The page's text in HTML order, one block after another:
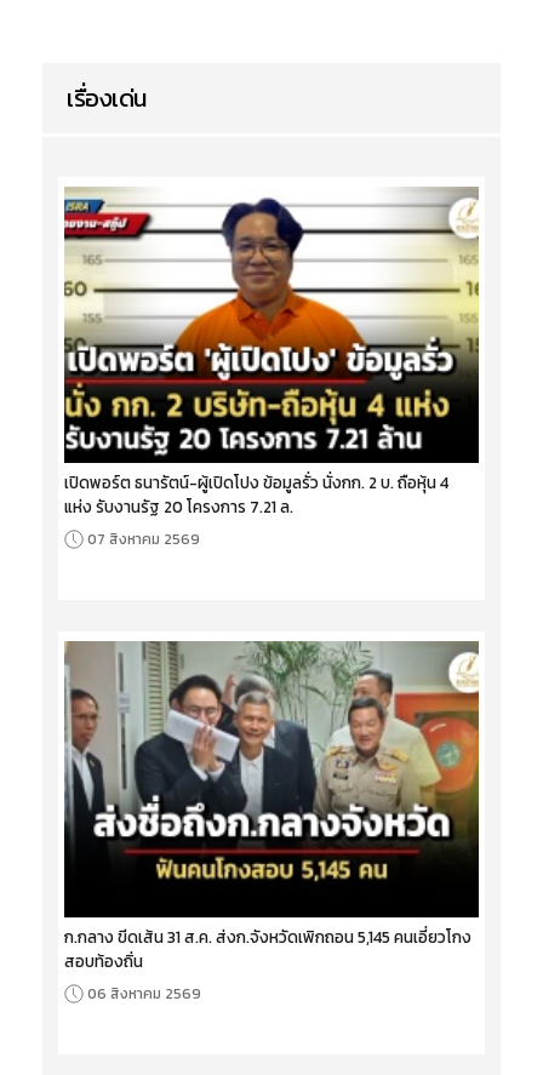
เรื่องเด่น
เปิดพอร์ต ธนารัตน์-ผู้เปิดโปง ข้อมูลรั่ว นั่งกก. 2 บ. ถือหุ้น 4
แห่ง รับงานรัฐ 20 โครงการ 7.21 ล.
07 สิงหาคม 2569
ก.กลาง ขีดเส้น 31 ส.ค. ส่งก.จังหวัดเพิกถอน 5,145 คนเอี่ยวโกง
สอบท้องถิ่น
06 สิงหาคม 2569